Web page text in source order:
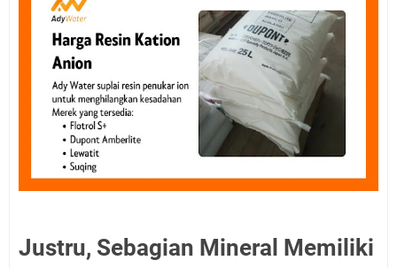
Justru, Sebagian Mineral Memiliki